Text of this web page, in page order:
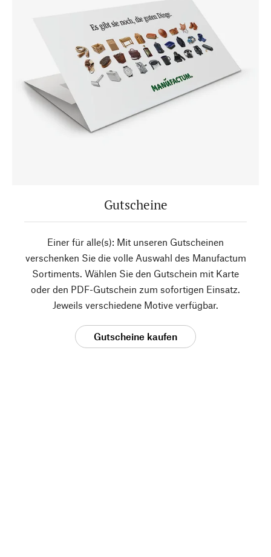
Gutscheine
Einer für alle(s): Mit unseren Gutscheinen
verschenken Sie die volle Auswahl des Manufactum
Sortiments. Wählen Sie den Gutschein mit Karte
oder den PDF-Gutschein zum sofortigen Einsatz.
Jeweils verschiedene Motive verfügbar.
Gutscheine kaufen